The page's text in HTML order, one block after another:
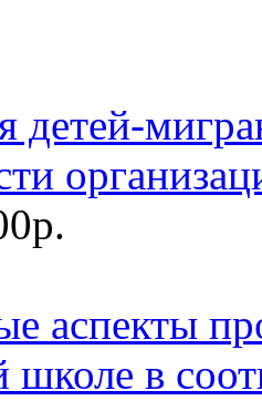
детей-
аспекты
школе в